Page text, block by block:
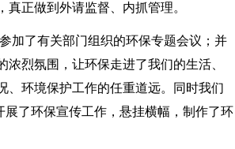
正做到外请监督、内抓管理。
加了有关部门组织的环保专题会议；并
烈氛围，让环保走进了我们的生活、
、环境保护工作的任重道远。同时我们
展了环保宣传工作，悬挂横幅，制作了环